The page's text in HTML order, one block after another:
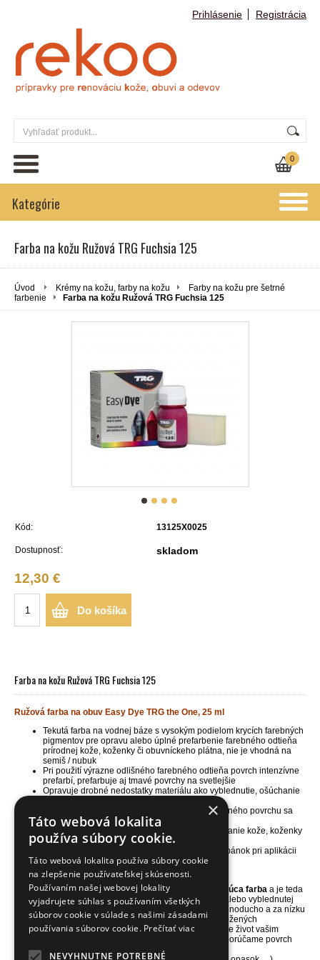
Prihlásenie Registrácia
0
Kategórie
Farba na kožu Ružová TRG Fuchsia 125
Úvod Krémy na kožu, farby na kožu
Farby na kožu pre šetrné
farbenie
Farba na kožu Ružová TRG Fuchsia 125
Kód: 13125X0025
Dostupnosť: skladom
12,30 €
Do košíka
Farba na kožu Ružová TRG Fuchsia 125
Ružová farba na obuv Easy Dye TRG the One, 25 ml
Tekutá farba na vodnej báze s vysokým podielom krycích farebných
pigmentov pre opravu alebo úplné prefarbenie farebného odtieňa
prírodnej kože, koženky či obuvníckeho plátna, nie je vhodná na
semiš / nubuk
Pri použití výrazne odlišného farebného odtieňa povrch intenzívne
prefarbí, prefarbuje aj tmavé povrchy na svetlejšie
Opravuje drobné nedostatky materiálu ako vyblednutie, ošúchanie
a menšie odreniny, vracia materiálom ich farbu
Zachováva pôvodnú štruktúru povrchu, do farbeného povrchu sa
vsiakne a vďaka tomu nepraská a ani sa nelúpe
Skvelá i pre maľovanie alebo kreatívne dekorovanie kože, koženky
a obuvníckeho plátna
Jedno balenie 25ml vystačí na plochu 1 páru topánok pri aplikácii
1-2 vrstiev farby
Balenie obsahuje aj nanášaciu a brúsnu hubku
NÁŠ TIP- farba na kožu TRG Easy Dye je vysoko kryjúca farba a je teda
ideálna pre farbenie nepoškodenej, málo poškodenej alebo vyblednutej
kože, koženky či vyšúchaného obuvníckeho plátna. Jednoducho a za nízku
cenu zachránite poškodený povrch vašich topánok a kožených
doplnkov alebo zmeníte ich farbu na krajší odtieň. Vrátite život vašim
obľúbeným topánkam a doplnkom. Pred aplikáciou odporúčame povrch
vyčistiť a odmastniť čističom
Universal cleaner.
×
Táto webová lokalita
používa súbory cookie.
Táto webová lokalita používa súbory cookie
na zlepšenie používateľskej skúsenosti.
Používaním našej webovej lokality
vyjadrujete súhlas s používaním všetkých
súborov cookie v súlade s našimi zásadami
používania súborov cookie. Prečítať viac
NEVYHNUTNE POTREBNÉ